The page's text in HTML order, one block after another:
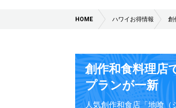
HOME ハワイお得情報 創
創作和食料理店
プランが一新
人気創作和食店「地喰（